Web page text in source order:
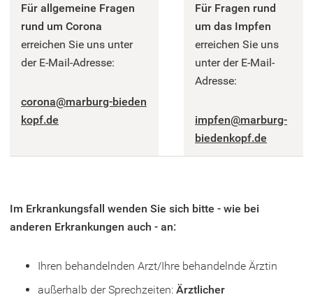
Für allgemeine Fragen
rund um Corona
erreichen Sie uns unter
der E-Mail-Adresse:
corona
marburg-bieden
kopf de
Für Fragen rund
um das Impfen
erreichen Sie uns
unter der E-Mail-
Adresse:
impfen
marburg-
biedenkopf de
Im Erkrankungsfall wenden Sie sich bitte - wie bei
anderen Erkrankungen auch - an:
Ihren behandelnden Arzt/Ihre behandelnde Ärztin
außerhalb der Sprechzeiten: Ärztlicher